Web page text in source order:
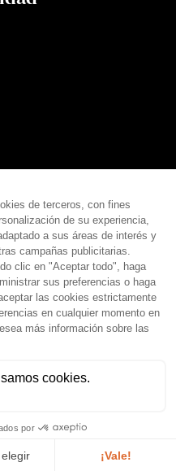
DERECHOS RESERVADOS